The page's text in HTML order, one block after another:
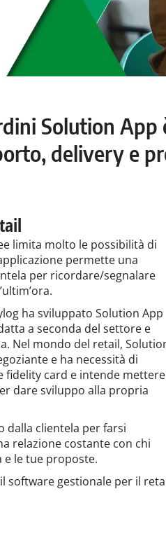
Solution
delivery e
limita molto le possibilità di
permette una
per ricordare/segnalare
ha sviluppato Solution App
a seconda del settore e
Nel mondo del retail,
e ha necessità di
fidelity card e intende mettere
dare sviluppo alla propria
dalla clientela per farsi
relazione costante con chi
le tue proposte.
software gestionale per il